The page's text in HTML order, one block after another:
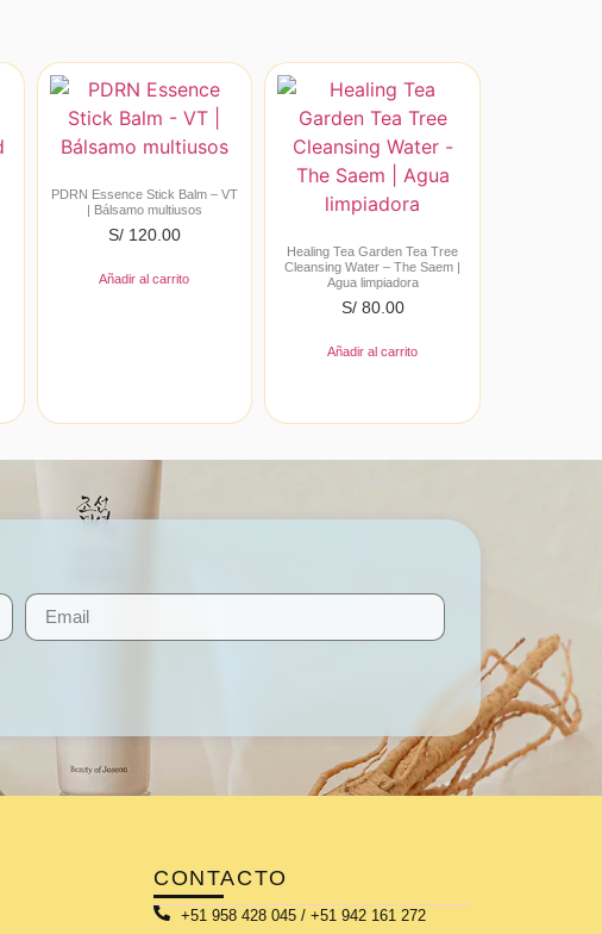
PDRN Essence Stick Balm – VT
| Bálsamo multiusos
S/120.00
Añadir al carrito
Healing Tea Garden Tea Tree
Cleansing Water – The Saem |
Agua limpiadora
S/80.00
Añadir al carrito
CONTACTO
+51 958 428 045 / +51 942 161 272